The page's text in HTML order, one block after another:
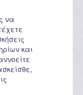
να
και